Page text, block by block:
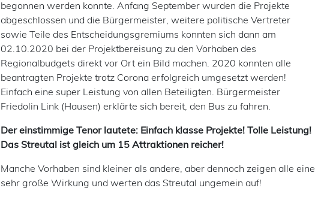
begonnen werden konnte. Anfang September wurden die Projekte
abgeschlossen und die Bürgermeister, weitere politische Vertreter
sowie Teile des Entscheidungsgremiums konnten sich dann am
02.10.2020 bei der Projektbereisung zu den Vorhaben des
Regionalbudgets direkt vor Ort ein Bild machen. 2020 konnten alle
beantragten Projekte trotz Corona erfolgreich umgesetzt werden!
Einfach eine super Leistung von allen Beteiligten. Bürgermeister
Friedolin Link (Hausen) erklärte sich bereit, den Bus zu fahren.
Der einstimmige Tenor lautete: Einfach klasse Projekte! Tolle Leistung!
Das Streutal ist gleich um 15 Attraktionen reicher!
Manche Vorhaben sind kleiner als andere, aber dennoch zeigen alle eine
sehr große Wirkung und werten das Streutal ungemein auf!